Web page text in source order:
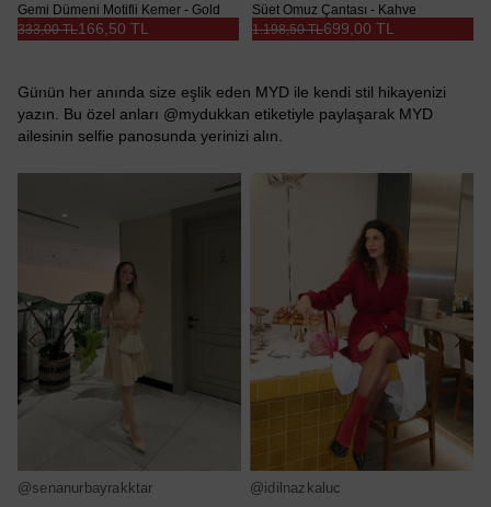
Gemi Dümeni Motifli Kemer - Gold
166,50 TL
333,00 TL
Süet Omuz Çantası - Kahve
699,00 TL
1.198,50 TL
Günün her anında size eşlik eden MYD ile kendi stil hikayenizi
yazın. Bu özel anları @mydukkan etiketiyle paylaşarak MYD
ailesinin selfie panosunda yerinizi alın.
@senanurbayrakktar @idilnazkaluc